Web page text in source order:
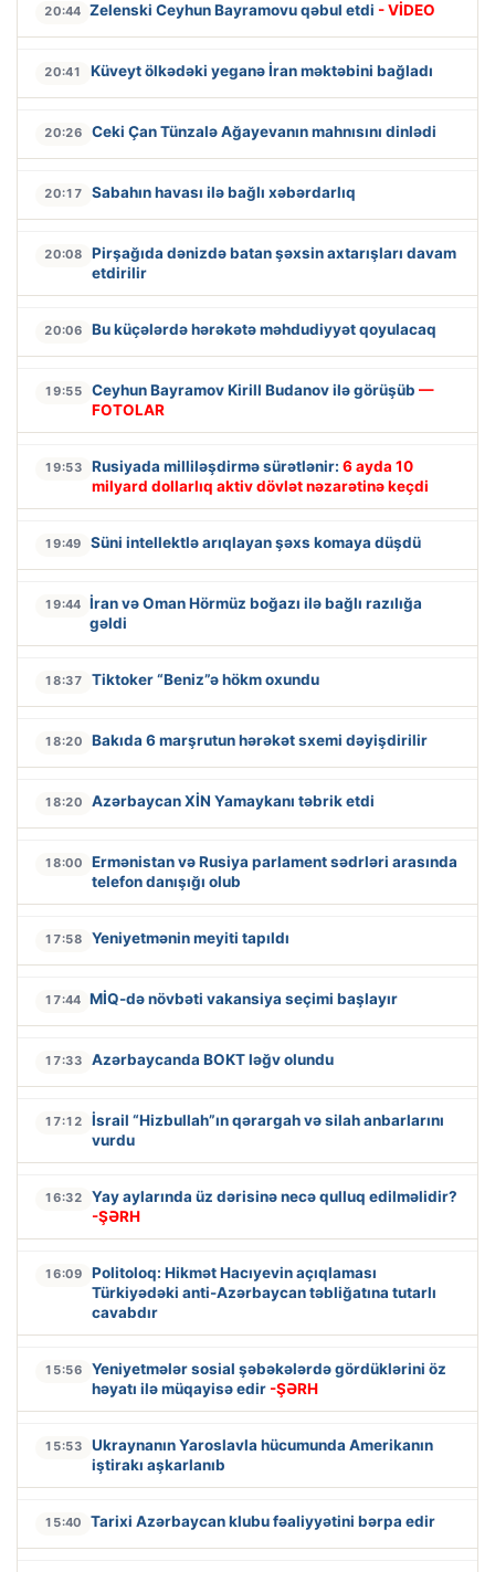
20:44 Zelenski Ceyhun Bayramovu qəbul etdi - VİDEO
20:41 Küveyt ölkədəki yeganə İran məktəbini bağladı
20:26 Ceki Çan Tünzalə Ağayevanın mahnısını dinlədi
20:17 Sabahın havası ilə bağlı xəbərdarlıq
20:08
Pirşağıda dənizdə batan şəxsin axtarışları davam
etdirilir
20:06 Bu küçələrdə hərəkətə məhdudiyyət qoyulacaq
19:55 Ceyhun Bayramov Kirill Budanov ilə görüşüb —
FOTOLAR
19:53 Rusiyada milliləşdirmə sürətlənir: 6 ayda 10
milyard dollarlıq aktiv dövlət nəzarətinə keçdi
19:49 Süni intellektlə arıqlayan şəxs komaya düşdü
19:44 İran və Oman Hörmüz boğazı ilə bağlı razılığa
gəldi
18:37 Tiktoker “Beniz”ə hökm oxundu
18:20 Bakıda 6 marşrutun hərəkət sxemi dəyişdirilir
18:20 Azərbaycan XİN Yamaykanı təbrik etdi
18:00
Ermənistan və Rusiya parlament sədrləri arasında
telefon danışığı olub
17:58 Yeniyetmənin meyiti tapıldı
17:44 MİQ-də növbəti vakansiya seçimi başlayır
17:33 Azərbaycanda BOKT ləğv olundu
17:12
İsrail “Hizbullah”ın qərargah və silah anbarlarını
vurdu
16:32
Yay aylarında üz dərisinə necə qulluq edilməlidir?
-ŞƏRH
16:09
Politoloq: Hikmət Hacıyevin açıqlaması
Türkiyədəki anti-Azərbaycan təbliğatına tutarlı
cavabdır
15:56
Yeniyetmələr sosial şəbəkələrdə gördüklərini öz
həyatı ilə müqayisə edir -ŞƏRH
15:53
Ukraynanın Yaroslavla hücumunda Amerikanın
iştirakı aşkarlanıb
15:40 Tarixi Azərbaycan klubu fəaliyyətini bərpa edir